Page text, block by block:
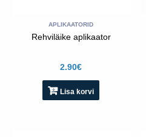
APLIKAATORID
Rehviläike aplikaator
2.90€
Lisa korvi